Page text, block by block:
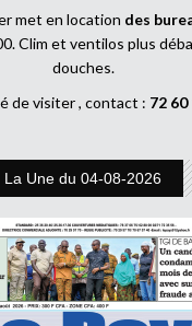
met en location des
Clim et ventilos plus
douches.
de visiter , contact : 72 60
La Une du 04-08-2026